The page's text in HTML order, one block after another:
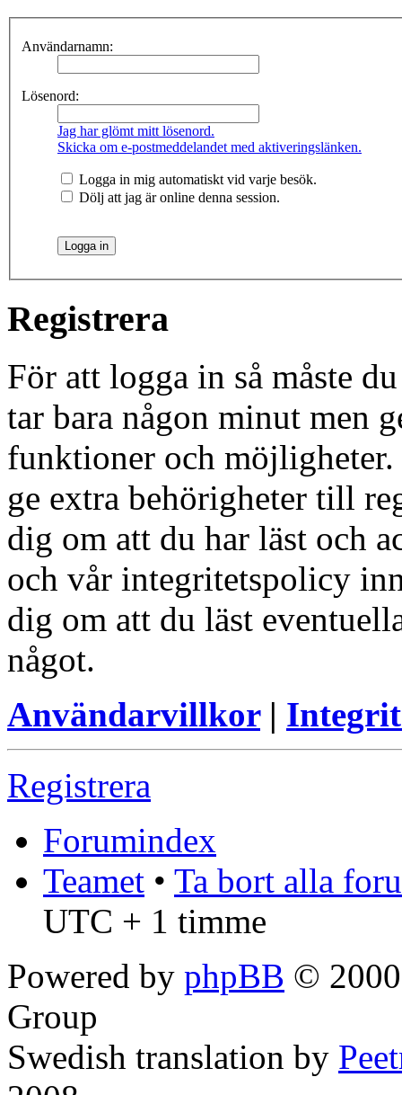
Användarnamn:
Lösenord:
Jag har glömt mitt lösenord.
Skicka om e-postmeddelandet med aktiveringslänken.
Logga in mig automatiskt vid varje besök.
Dölj att jag är online denna session.
Registrera
För att logga in så måste
tar bara någon minut men
funktioner och
ge extra behörigheter till
dig om att du har läst och
och vår integritetspolicy
dig om att du läst
något.
Användarvillkor|
Registrera
Forumindex
Teamet • Ta bort alla
UTC + 1 timme
Powered by phpBB ©
Group
Swedish translation by